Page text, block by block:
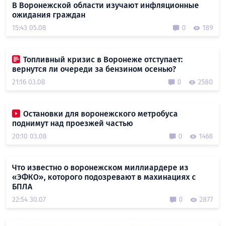
В Воронежской области изучают инфляционные
ожидания граждан
15:43 05.08 0 189
Топливный кризис в Воронеже отступает:
вернутся ли очереди за бензином осенью?
21:16 03.08 0 2580
Остановки для воронежского метробуса
поднимут над проезжей частью
20:10 03.08 0 1468
Что известно о воронежском миллиардере из
«ЭФКО», которого подозревают в махинациях с
БПЛА
22:54 30.07 0 2877